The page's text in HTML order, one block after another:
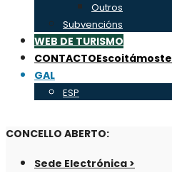
Outros
Subvencións
WEB DE TURISMO
CONTACTOEscoitámoste
GAL
ESP
CONCELLO ABERTO:
Sede Electrónica >